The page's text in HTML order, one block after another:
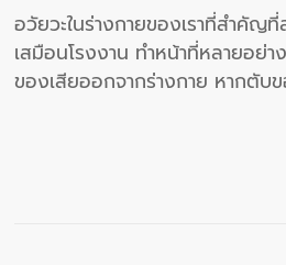
อวัยวะในร่างกายของเราที่สำคัญ
เสมือนโรงงาน ทำหน้าที่หลายอย่า
ของเสียออกจากร่างกาย หากตับข